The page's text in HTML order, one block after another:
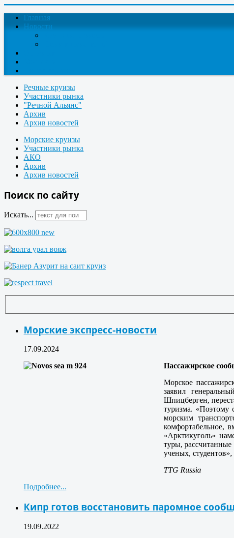
Главная
Новости
Речные круизы
Участники рынка
"Речной Альянс"
Архив
Архив новостей
Морские круизы
Участники рынка
АКО
Архив
Архив новостей
Поиск по сайту
Искать...
Морские экспресс-новости
17.09.2024
Пассажирское
Морское
заявил
Шпицберген,
туризма. «Поэтому
морским
комфортабельное,
«Арктикуголь»
туры,
ученых, студентов»,
TTG Russia
Подробнее...
Кипр готов восстановить паромное
19.09.2022